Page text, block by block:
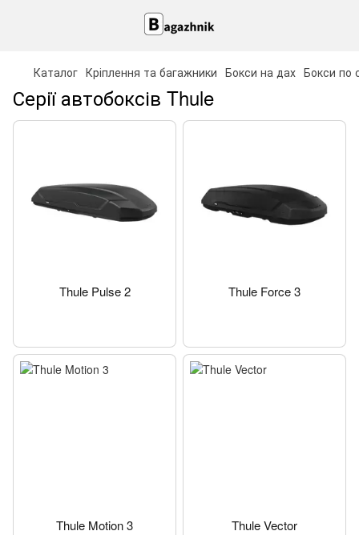
Каталог Кріплення та багажники Бокси на дах Бокси по
Серії автобоксів Thule
Thule Pulse 2 Thule Force 3
Thule Motion 3 Thule Vector